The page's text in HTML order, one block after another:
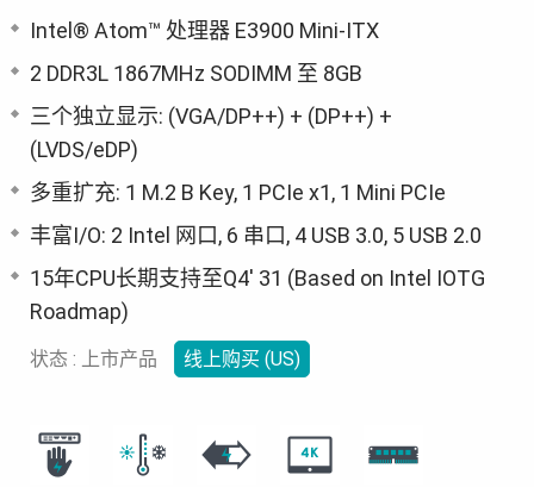
Intel® Atom™ 处理器 E3900 Mini-ITX
2 DDR3L 1867MHz SODIMM 至 8GB
三个独立显示: (VGA/DP++) + (DP++) +
(LVDS/eDP)
多重扩充: 1 M.2 B Key, 1 PCIe x1, 1 Mini PCIe
丰富I/O: 2 Intel 网口, 6 串口, 4 USB 3.0, 5 USB 2.0
15年CPU长期支持至Q4' 31 (Based on Intel IOTG
Roadmap)
状态 : 上市产品 线上购买 (US)